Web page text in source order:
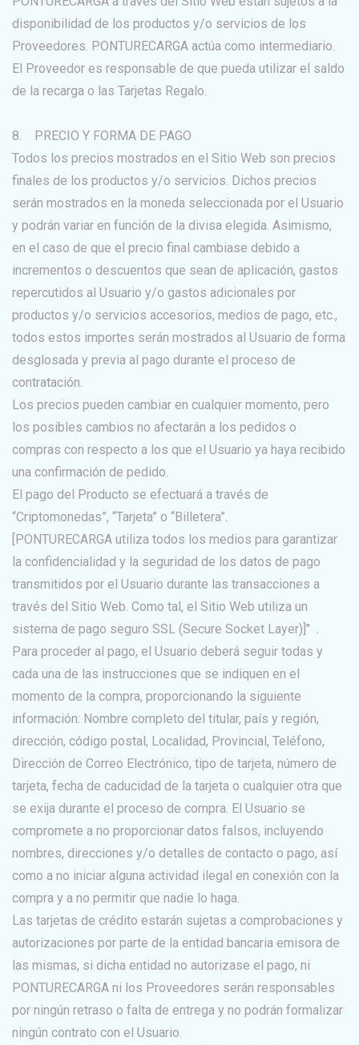
disponibilidad de los productos y/o servicios de los
Proveedores. PONTURECARGA actúa como intermediario.
El Proveedor es responsable de que pueda utilizar el saldo
de la recarga o las Tarjetas Regalo.
8. PRECIO Y FORMA DE PAGO
Todos los precios mostrados en el Sitio Web son precios
finales de los productos y/o servicios. Dichos precios
serán mostrados en la moneda seleccionada por el Usuario
y podrán variar en función de la divisa elegida. Asimismo,
en el caso de que el precio final cambiase debido a
incrementos o descuentos que sean de aplicación, gastos
repercutidos al Usuario y/o gastos adicionales por
productos y/o servicios accesorios, medios de pago, etc.,
todos estos importes serán mostrados al Usuario de forma
desglosada y previa al pago durante el proceso de
contratación.
Los precios pueden cambiar en cualquier momento, pero
los posibles cambios no afectarán a los pedidos o
compras con respecto a los que el Usuario ya haya recibido
una confirmación de pedido.
El pago del Producto se efectuará a través de
“Criptomonedas”, “Tarjeta” o “Billetera”.
[PONTURECARGA utiliza todos los medios para garantizar
la confidencialidad y la seguridad de los datos de pago
transmitidos por el Usuario durante las transacciones a
través del Sitio Web. Como tal, el Sitio Web utiliza un
sistema de pago seguro SSL (Secure Socket Layer)]" .
Para proceder al pago, el Usuario deberá seguir todas y
cada una de las instrucciones que se indiquen en el
momento de la compra, proporcionando la siguiente
información: Nombre completo del titular, país y región,
dirección, código postal, Localidad, Provincial, Teléfono,
Dirección de Correo Electrónico, tipo de tarjeta, número de
tarjeta, fecha de caducidad de la tarjeta o cualquier otra que
se exija durante el proceso de compra. El Usuario se
compromete a no proporcionar datos falsos, incluyendo
nombres, direcciones y/o detalles de contacto o pago, así
como a no iniciar alguna actividad ilegal en conexión con la
compra y a no permitir que nadie lo haga.
Las tarjetas de crédito estarán sujetas a comprobaciones y
autorizaciones por parte de la entidad bancaria emisora de
las mismas, si dicha entidad no autorizase el pago, ni
PONTURECARGA ni los Proveedores serán responsables
por ningún retraso o falta de entrega y no podrán formalizar
ningún contrato con el Usuario.